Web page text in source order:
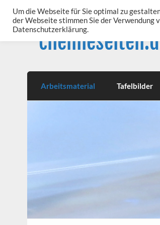
content
Arbeitsmaterial Tafelbilder
Um die Webseite für Sie optimal zu
der Webseite stimmen Sie der Verwendung
Datenschutzerklärung.